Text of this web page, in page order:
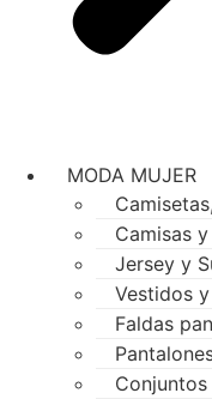
MODA MUJER
Camisas
Jersey y
Vestidos
Faldas
Conjuntos